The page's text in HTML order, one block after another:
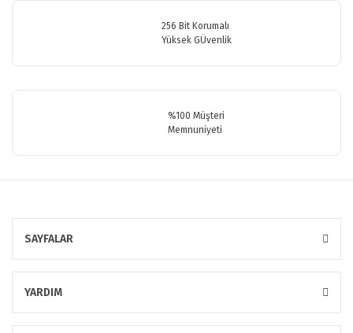
256 Bit Korumalı
Yüksek GÜvenlik
%100 Müşteri
Memnuniyeti
SAYFALAR
YARDIM